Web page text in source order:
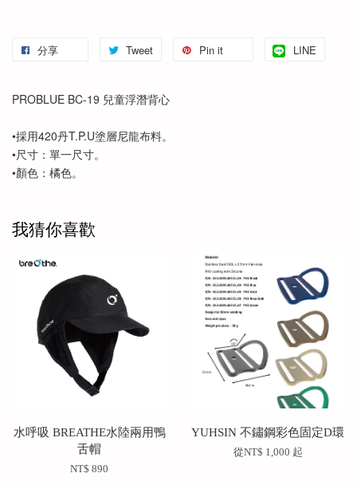
分享 Tweet Pin it LINE
PROBLUE BC-19 兒童浮潛背心
•採用420丹T.P.U塗層尼龍布料。
•尺寸：單一尺寸。
•顏色：橘色。
我猜你喜歡
水呼吸 BREATHE水陸兩用鴨
舌帽
NT$ 890
YUHSIN 不鏽鋼彩色固定D環
從NT$ 1,000 起